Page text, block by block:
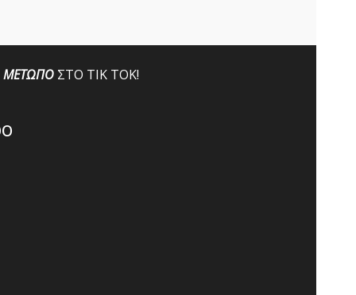
ΜΕΤΩΠΟΣΤΟ ΤΙΚ ΤΟΚ!